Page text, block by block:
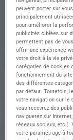
clients avec
• Assurer la
viandes
• Préparer
d'hygiène et
• Conseiller
méthodes de
• Gérer
vitrines
• Participer à
équipements
peuvent porter sur
principalement
pour améliorer la
publicités ciblées sur
permettent pas de
offrir une expérience
votre droit à la vie
catégories de cookies
fonctionnement du
des différentes
par défaut. Toutefois,
votre navigation sur le
vous recevrez des
naviguerez sur
réseaux sociaux,
votre paramétrage à